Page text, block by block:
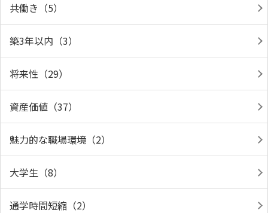
共働き（5）
築3年以内（3）
将来性（29）
資産価値（37）
魅力的な職場環境（2）
大学生（8）
通学時間短縮（2）